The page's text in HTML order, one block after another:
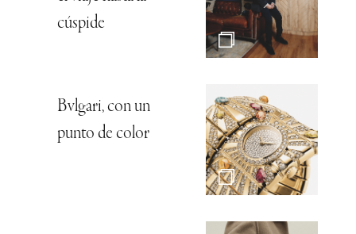
cúspide
Bvlgari, con un
punto de color